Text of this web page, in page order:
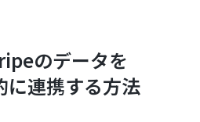
のデータを
連携する方法